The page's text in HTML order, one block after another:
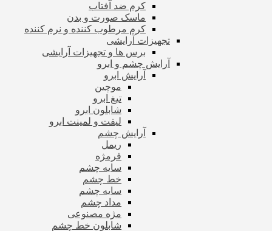
کرم ضد آفتاب
ماسک صورت و بدن
کرم مرطوب کننده و نرم کننده
تجهیزات آرایشی
برس ها و تجهیزات آرایشی
آرایش چشم و ابرو
آرایش ابرو
موچین
تیغ ابرو
شابلون ابرو
لیفت و لمینت ابرو
آرایش چشم
ریمل
فرمژه
سایه چشم
خط چشم
سایه چشم
مداد چشم
مژه مصنوعی
شابلون خط چشم